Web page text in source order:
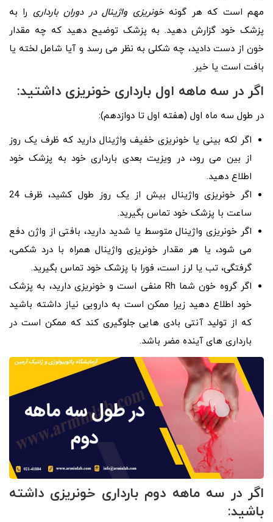
مهم است که هر گونهخونریزی واژینال در دوران بارداری را به
پزشک خود گزارش دهید. به پزشک توضیح دهید که چه مقدار
خون از دست دادید، چه شکلی به نظر می رسد و آیا شامل لخته یا
بافت است یا خیر.
اگر در سه ماهه اول بارداری خونریزی داشتید:
در طول سه ماه اول (هفته اول تا دوازدهم):
اگر لکه بینی یا خونریزی خفیف واژینال دارید که ظرف یک روز
از بین می رود، در ویزیت بعدی بارداری خود به پزشک خود
اطلاع دهید.
اگر خونریزی واژینال بیش از یک روز طول کشید، ظرف 24
ساعت با پزشک خود تماس بگیرید.
اگر خونریزی واژینال متوسط یا شدید دارید، بافتی از واژن دفع
می شود، یا هر مقدار خونریزی واژینال همراه با درد شکمی،
گرفتگی، تب یا لرز است، فورا با پزشک خود تماس بگیرید.
اگر گروه خون شما Rh منفی است و خونریزی دارید، به پزشک
خود اطلاع دهید زیرا ممکن است به دارویی نیاز داشته باشید
که از تولید آنتی بادی هایی جلوگیری کند که ممکن است در
بارداری های آینده مضر باشد.
اگر در سه ماهه دوم بارداری خونریزی داشته
باشید: